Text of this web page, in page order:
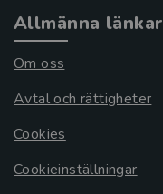
Allmänna länkar
Om oss
Avtal och rättigheter
Cookies
Cookieinställningar